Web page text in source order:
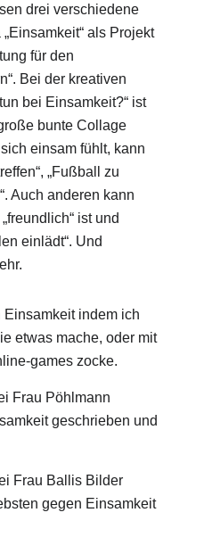
drei verschiedene
als Projekt
für den
Bei der kreativen
bei Einsamkeit?“ ist
bunte Collage
einsam fühlt, kann
„Fußball zu
Auch anderen kann
ist und
einlädt“. Und
Einsamkeit indem ich
etwas mache, oder mit
games zocke.
Frau Pöhlmann
geschrieben und
Frau Ballis Bilder
gegen Einsamkeit